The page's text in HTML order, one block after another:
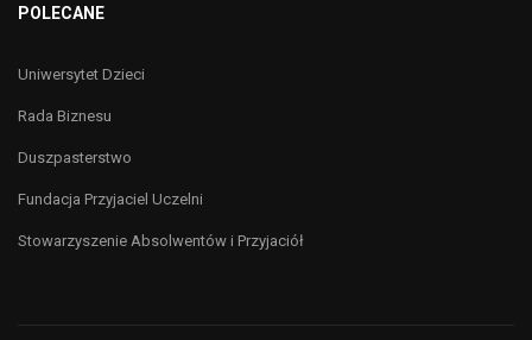
POLECANE
Uniwersytet Dzieci
Rada Biznesu
Duszpasterstwo
Fundacja Przyjaciel Uczelni
Stowarzyszenie Absolwentów i Przyjaciół